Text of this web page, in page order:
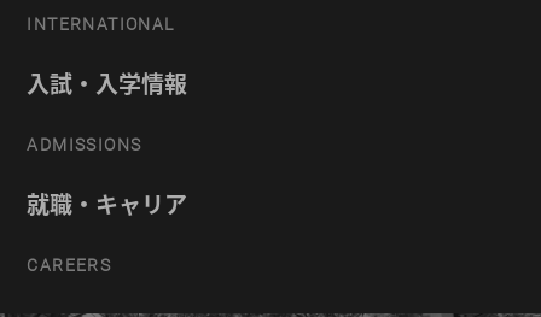
INTERNATIONAL
入試・入学情報
ADMISSIONS
就職・キャリア
CAREERS